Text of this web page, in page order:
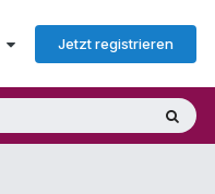
Jetzt registrieren